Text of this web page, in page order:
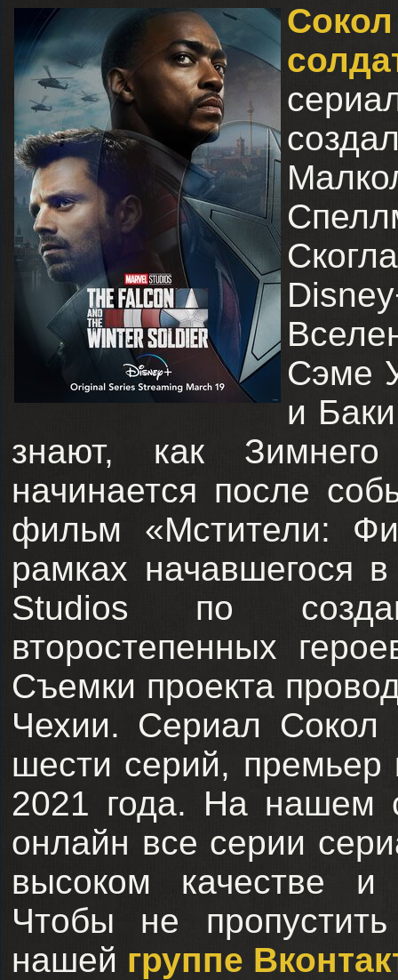
Сэме
и
знают, как
начинается после
фильм «Мстители:
рамках начавшегося
Studios по
второстепенных
Съемки проекта
Чехии. Сериал Сокол
шести серий, премьер
2021 года. На нашем
онлайн все серии
высоком качестве и
Чтобы не
нашей группе